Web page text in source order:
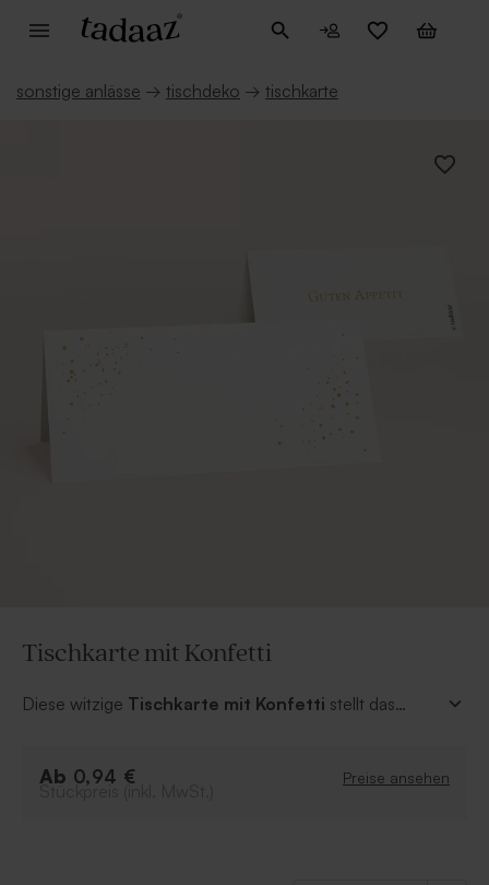
sonstige anlässe → tischdeko → tischkarte
Tischkarte mit Konfetti
Diese witzige Tischkarte mit Konfetti stellt das
sie sich am Tisch hinsetzen können. Lasst es euch
Ab 0,94 € Preise ansehen